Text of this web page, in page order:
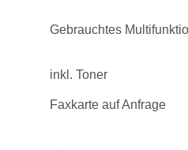
Gebrauchtes
inkl. Toner
Faxkarte auf Anfrage